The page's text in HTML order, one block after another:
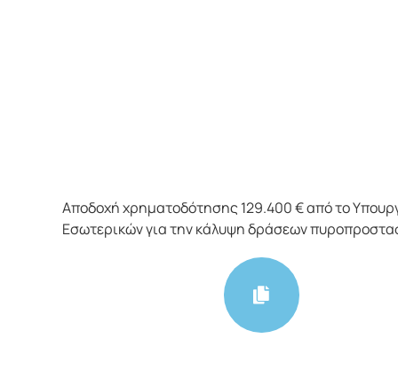
Αποδοχή χρηματοδότησης 129.400 € από το
Εσωτερικών για την κάλυψη δράσεων